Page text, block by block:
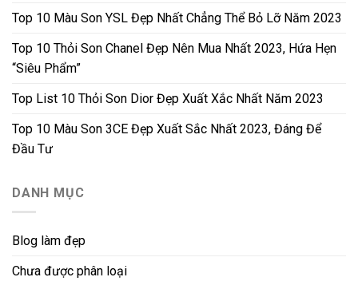
Top 10 Màu Son YSL Đẹp Nhất Chẳng Thể Bỏ Lỡ Năm 2023
Top 10 Thỏi Son Chanel Đẹp Nên Mua Nhất 2023, Hứa Hẹn
“Siêu Phẩm”
Top List 10 Thỏi Son Dior Đẹp Xuất Xắc Nhất Năm 2023
Top 10 Màu Son 3CE Đẹp Xuất Sắc Nhất 2023, Đáng Để
Đầu Tư
DANH MỤC
Blog làm đẹp
Chưa được phân loại